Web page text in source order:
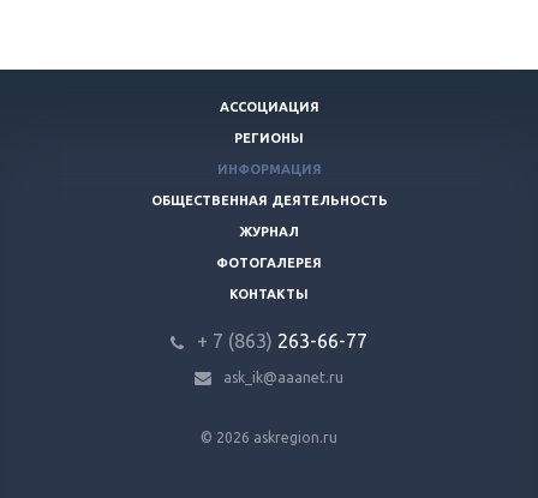
АССОЦИАЦИЯ
РЕГИОНЫ
ИНФОРМАЦИЯ
ОБЩЕСТВЕННАЯ ДЕЯТЕЛЬНОСТЬ
ЖУРНАЛ
ФОТОГАЛЕРЕЯ
КОНТАКТЫ
+ 7 (863) 263-66-77
ask_ik@aaanet.ru
© 2026 askregion.ru